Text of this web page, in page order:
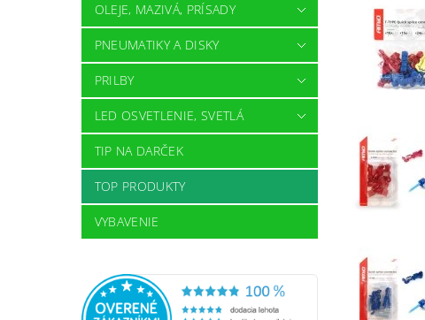
OLEJE, MAZIVÁ, PRÍSADY
PNEUMATIKY A DISKY
PRILBY
LED OSVETLENIE, SVETLÁ
TIP NA DARČEK
TOP PRODUKTY
VYBAVENIE